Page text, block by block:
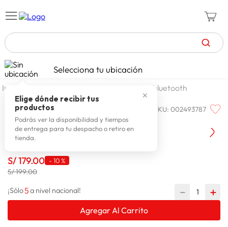
TÉRMINOS MÁS BUSCADOS
1. celulares
2. zapatillas mujer
3. zapatillas hombre
4. moda
6. tv
7. laptop
9. lavadora
Selecciona tu ubicación
✕
Elige dónde recibir tus
productos
Podrás ver la disponibilidad y tiempos
de entrega para tu despacho o retiro en
tienda.
tecnologia audio parlantes bluetooth
JBL SKU:002493787
JBL Parlante Go 5 Naranja
S/179.00 - 10 %
S/ 199.00
¡Sólo5a nivel nacional! ＋
－
Agregar Al Carrito